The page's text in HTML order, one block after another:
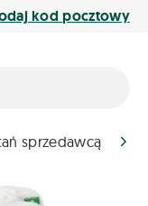
kod pocztowy
sprzedawcą